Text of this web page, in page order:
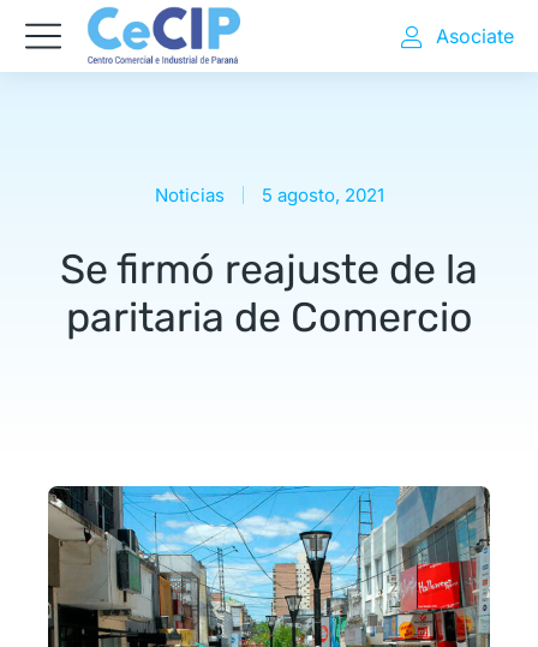
Asociate
Noticias 5 agosto, 2021
Se firmó reajuste de la
paritaria de Comercio